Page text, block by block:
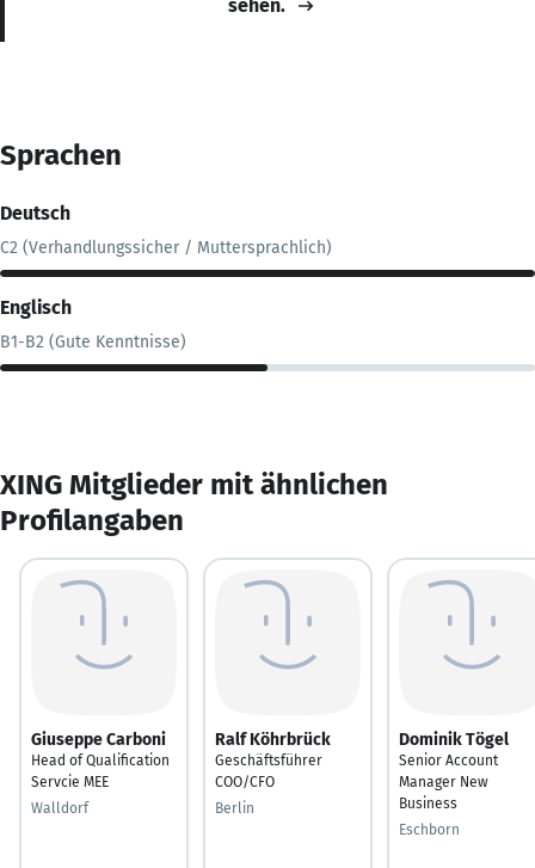
sehen.
Sprachen
Deutsch
C2 (Verhandlungssicher / Muttersprachlich)
Englisch
B1-B2 (Gute Kenntnisse)
XING Mitglieder mit ähnlichen
Profilangaben
Giuseppe Carboni
Head of Qualification
Servcie MEE
Walldorf
Ralf Köhrbrück
Geschäftsführer
COO/CFO
Berlin
Dominik Tögel
Senior Account
Manager New
Business
Eschborn